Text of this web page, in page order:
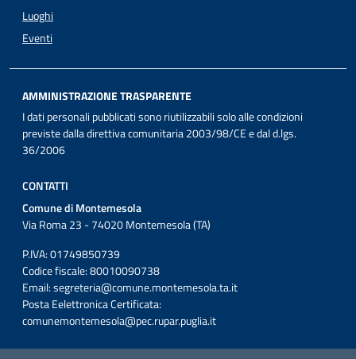
Luoghi
Eventi
AMMINISTRAZIONE TRASPARENTE
I dati personali pubblicati sono riutilizzabili solo alle condizioni
previste dalla direttiva comunitaria 2003/98/CE e dal d.lgs.
36/2006
CONTATTI
Comune di Montemesola
Via Roma 23 - 74020 Montemesola (TA)
P.IVA: 01749850739
Codice fiscale: 80010090738
Email:segreteria@comune.montemesola.ta.it
Posta Eelettronica Certificata:
comunemontemesola@pec.rupar.puglia.it